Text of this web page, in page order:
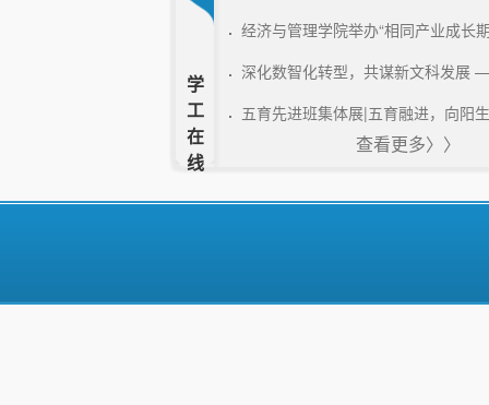
学
工
在
线
经济与管理学院举办“相同产业成长
深化数智化转型，共谋新文科发展
五育先进班集体展|五育融进，向阳
查看更多〉〉